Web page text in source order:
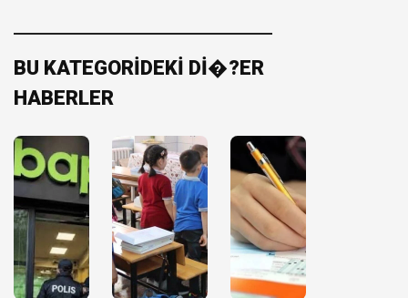
BU KATEGORİDEKİ Dİ�?ER
HABERLER